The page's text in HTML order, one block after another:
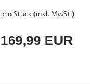
pro Stück (inkl. MwSt.)
169,99 EUR